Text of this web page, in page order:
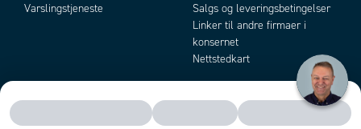
Varslingstjeneste
Salgs og leveringsbetingelser
Linker til andre firmaer i
konsernet
Nettstedkart